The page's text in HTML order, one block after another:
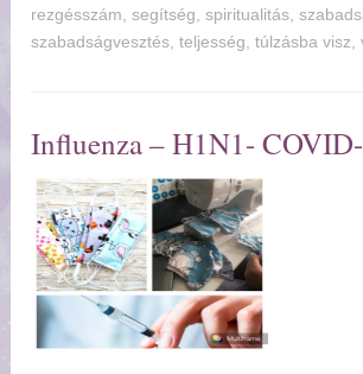
rezgésszám,segítség,spiritualitás,
szabadságvesztés,teljesség,túlzásba visz,
Influenza – H1N1-